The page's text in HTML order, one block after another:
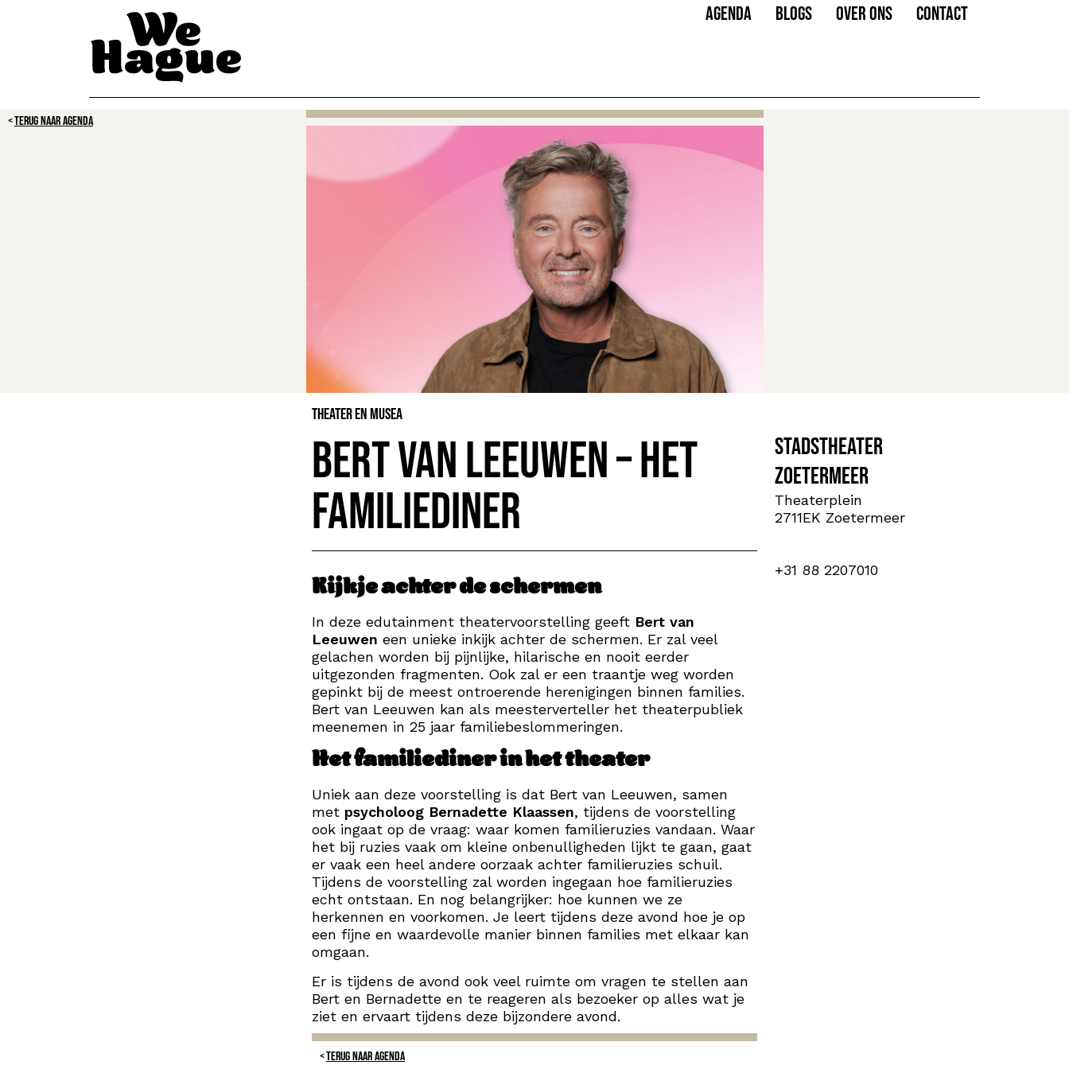
AGENDA BLOGS OVER ONS CONTACT
TERUG NAAR AGENDA
Theater en Musea
Bert van Leeuwen – Het
familiediner
Kijkje achter de schermen
In deze edutainment theatervoorstelling geeft Bert van
Leeuwen een unieke inkijk achter de schermen. Er zal veel
gelachen worden bij pijnlijke, hilarische en nooit eerder
uitgezonden fragmenten. Ook zal er een traantje weg worden
gepinkt bij de meest ontroerende herenigingen binnen families.
Bert van Leeuwen kan als meesterverteller het theaterpubliek
meenemen in 25 jaar familiebeslommeringen.
Het familiediner in het theater
Uniek aan deze voorstelling is dat Bert van Leeuwen, samen
met psycholoog Bernadette Klaassen, tijdens de voorstelling
ook ingaat op de vraag: waar komen familieruzies vandaan. Waar
het bij ruzies vaak om kleine onbenulligheden lijkt te gaan, gaat
er vaak een heel andere oorzaak achter familieruzies schuil.
Tijdens de voorstelling zal worden ingegaan hoe familieruzies
echt ontstaan. En nog belangrijker: hoe kunnen we ze
herkennen en voorkomen. Je leert tijdens deze avond hoe je op
een fijne en waardevolle manier binnen families met elkaar kan
omgaan.
Er is tijdens de avond ook veel ruimte om vragen te stellen aan
Bert en Bernadette en te reageren als bezoeker op alles wat je
ziet en ervaart tijdens deze bijzondere avond.
TERUG NAAR AGENDA
Stadstheater
Zoetermeer
Theaterplein
2711EK Zoetermeer
+31 88 2207010